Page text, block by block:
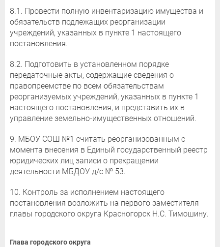
8.1. Провести полную инвентаризацию имущества и
обязательств подлежащих реорганизации
учреждений, указанных в пункте 1 настоящего
постановления.
8.2. Подготовить в установленном порядке
передаточные акты, содержащие сведения о
правопреемстве по всем обязательствам
реорганизуемых учреждений, указанных в пункте 1
настоящего постановления, и представить их в
управление земельно-имущественных отношений.
9. МБОУ СОШ №1 считать реорганизованным с
момента внесения в Единый государственный реестр
юридических лиц записи о прекращении
деятельности МБДОУ д/с № 53.
10. Контроль за исполнением настоящего
постановления возложить на первого заместителя
главы городского округа Красногорск Н.С. Тимошину.
Глава городского округа